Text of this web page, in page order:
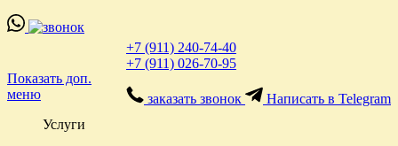
+7 (911) 240-74-40
+7 (911) 026-70-95
заказать звонок Написать в Telegram
Показать доп.
меню
Услуги